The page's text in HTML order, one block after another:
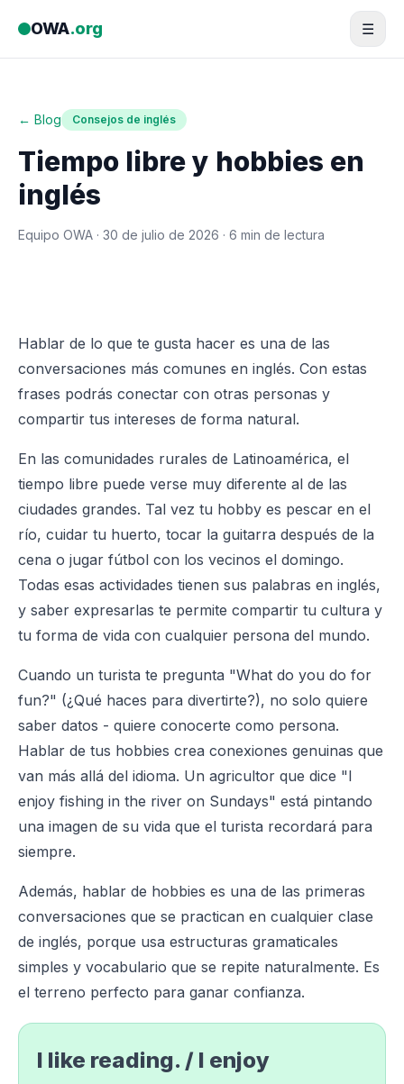
OWA.org ☰
← Blog Consejos de inglés
Tiempo libre y hobbies en
inglés
Equipo OWA · 30 de julio de 2026 · 6 min de lectura
Hablar de lo que te gusta hacer es una de las
conversaciones más comunes en inglés. Con estas
frases podrás conectar con otras personas y
compartir tus intereses de forma natural.
En las comunidades rurales de Latinoamérica, el
tiempo libre puede verse muy diferente al de las
ciudades grandes. Tal vez tu hobby es pescar en el
río, cuidar tu huerto, tocar la guitarra después de la
cena o jugar fútbol con los vecinos el domingo.
Todas esas actividades tienen sus palabras en inglés,
y saber expresarlas te permite compartir tu cultura y
tu forma de vida con cualquier persona del mundo.
Cuando un turista te pregunta "What do you do for
fun?" (¿Qué haces para divertirte?), no solo quiere
saber datos - quiere conocerte como persona.
Hablar de tus hobbies crea conexiones genuinas que
van más allá del idioma. Un agricultor que dice "I
enjoy fishing in the river on Sundays" está pintando
una imagen de su vida que el turista recordará para
siempre.
Además, hablar de hobbies es una de las primeras
conversaciones que se practican en cualquier clase
de inglés, porque usa estructuras gramaticales
simples y vocabulario que se repite naturalmente. Es
el terreno perfecto para ganar confianza.
I like reading. / I enjoy